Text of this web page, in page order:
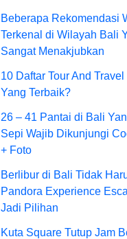
Beberapa Rekomendasi
Terkenal di Wilayah Bali
Sangat Menakjubkan
10 Daftar Tour And
Yang Terbaik?
26 – 41 Pantai di Bali
Sepi Wajib Dikunjungi
+ Foto
Berlibur di Bali Tidak
Pandora Experience
Jadi Pilihan
Kuta Square Tutup Jam